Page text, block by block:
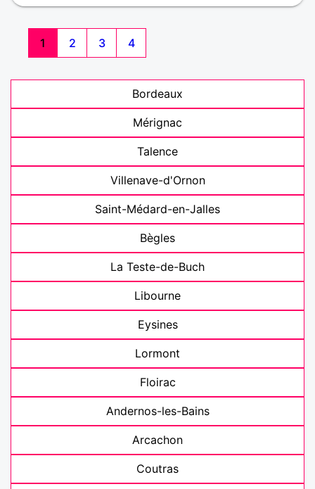
1 2 3 4
Bordeaux
Mérignac
Talence
Villenave-d'Ornon
Saint-Médard-en-Jalles
Bègles
La Teste-de-Buch
Libourne
Eysines
Lormont
Floirac
Andernos-les-Bains
Arcachon
Coutras